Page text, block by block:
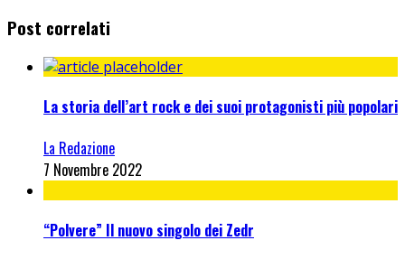
Post correlati
La storia dell’art rock e dei suoi protagonisti più popolari
La Redazione
7 Novembre 2022
“Polvere” Il nuovo singolo dei Zedr